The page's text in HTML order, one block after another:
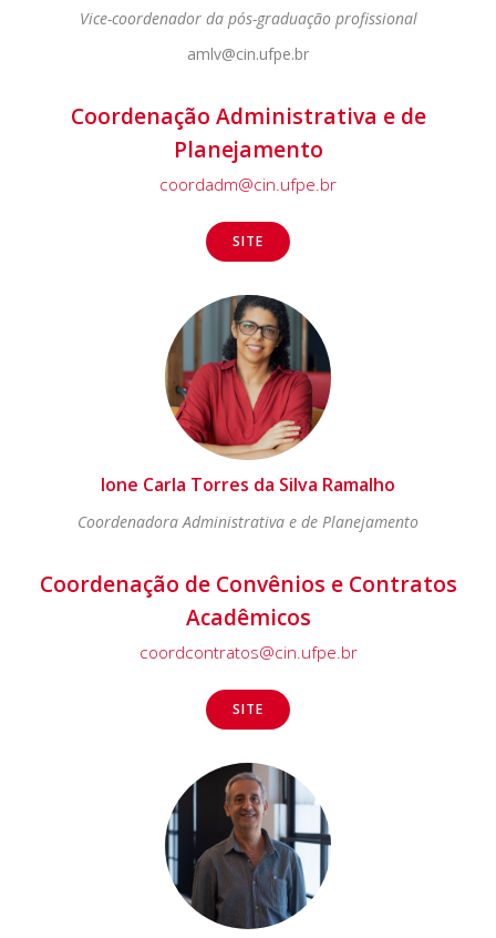
Vice-coordenador da pós-graduação profissional
amlv@cin.ufpe.br
Coordenação Administrativa e de
Planejamento
coordadm@cin.ufpe.br
SITE
Ione Carla Torres da Silva Ramalho
Coordenadora Administrativa e de Planejamento
Coordenação de Convênios e Contratos
Acadêmicos
coordcontratos@cin.ufpe.br
SITE